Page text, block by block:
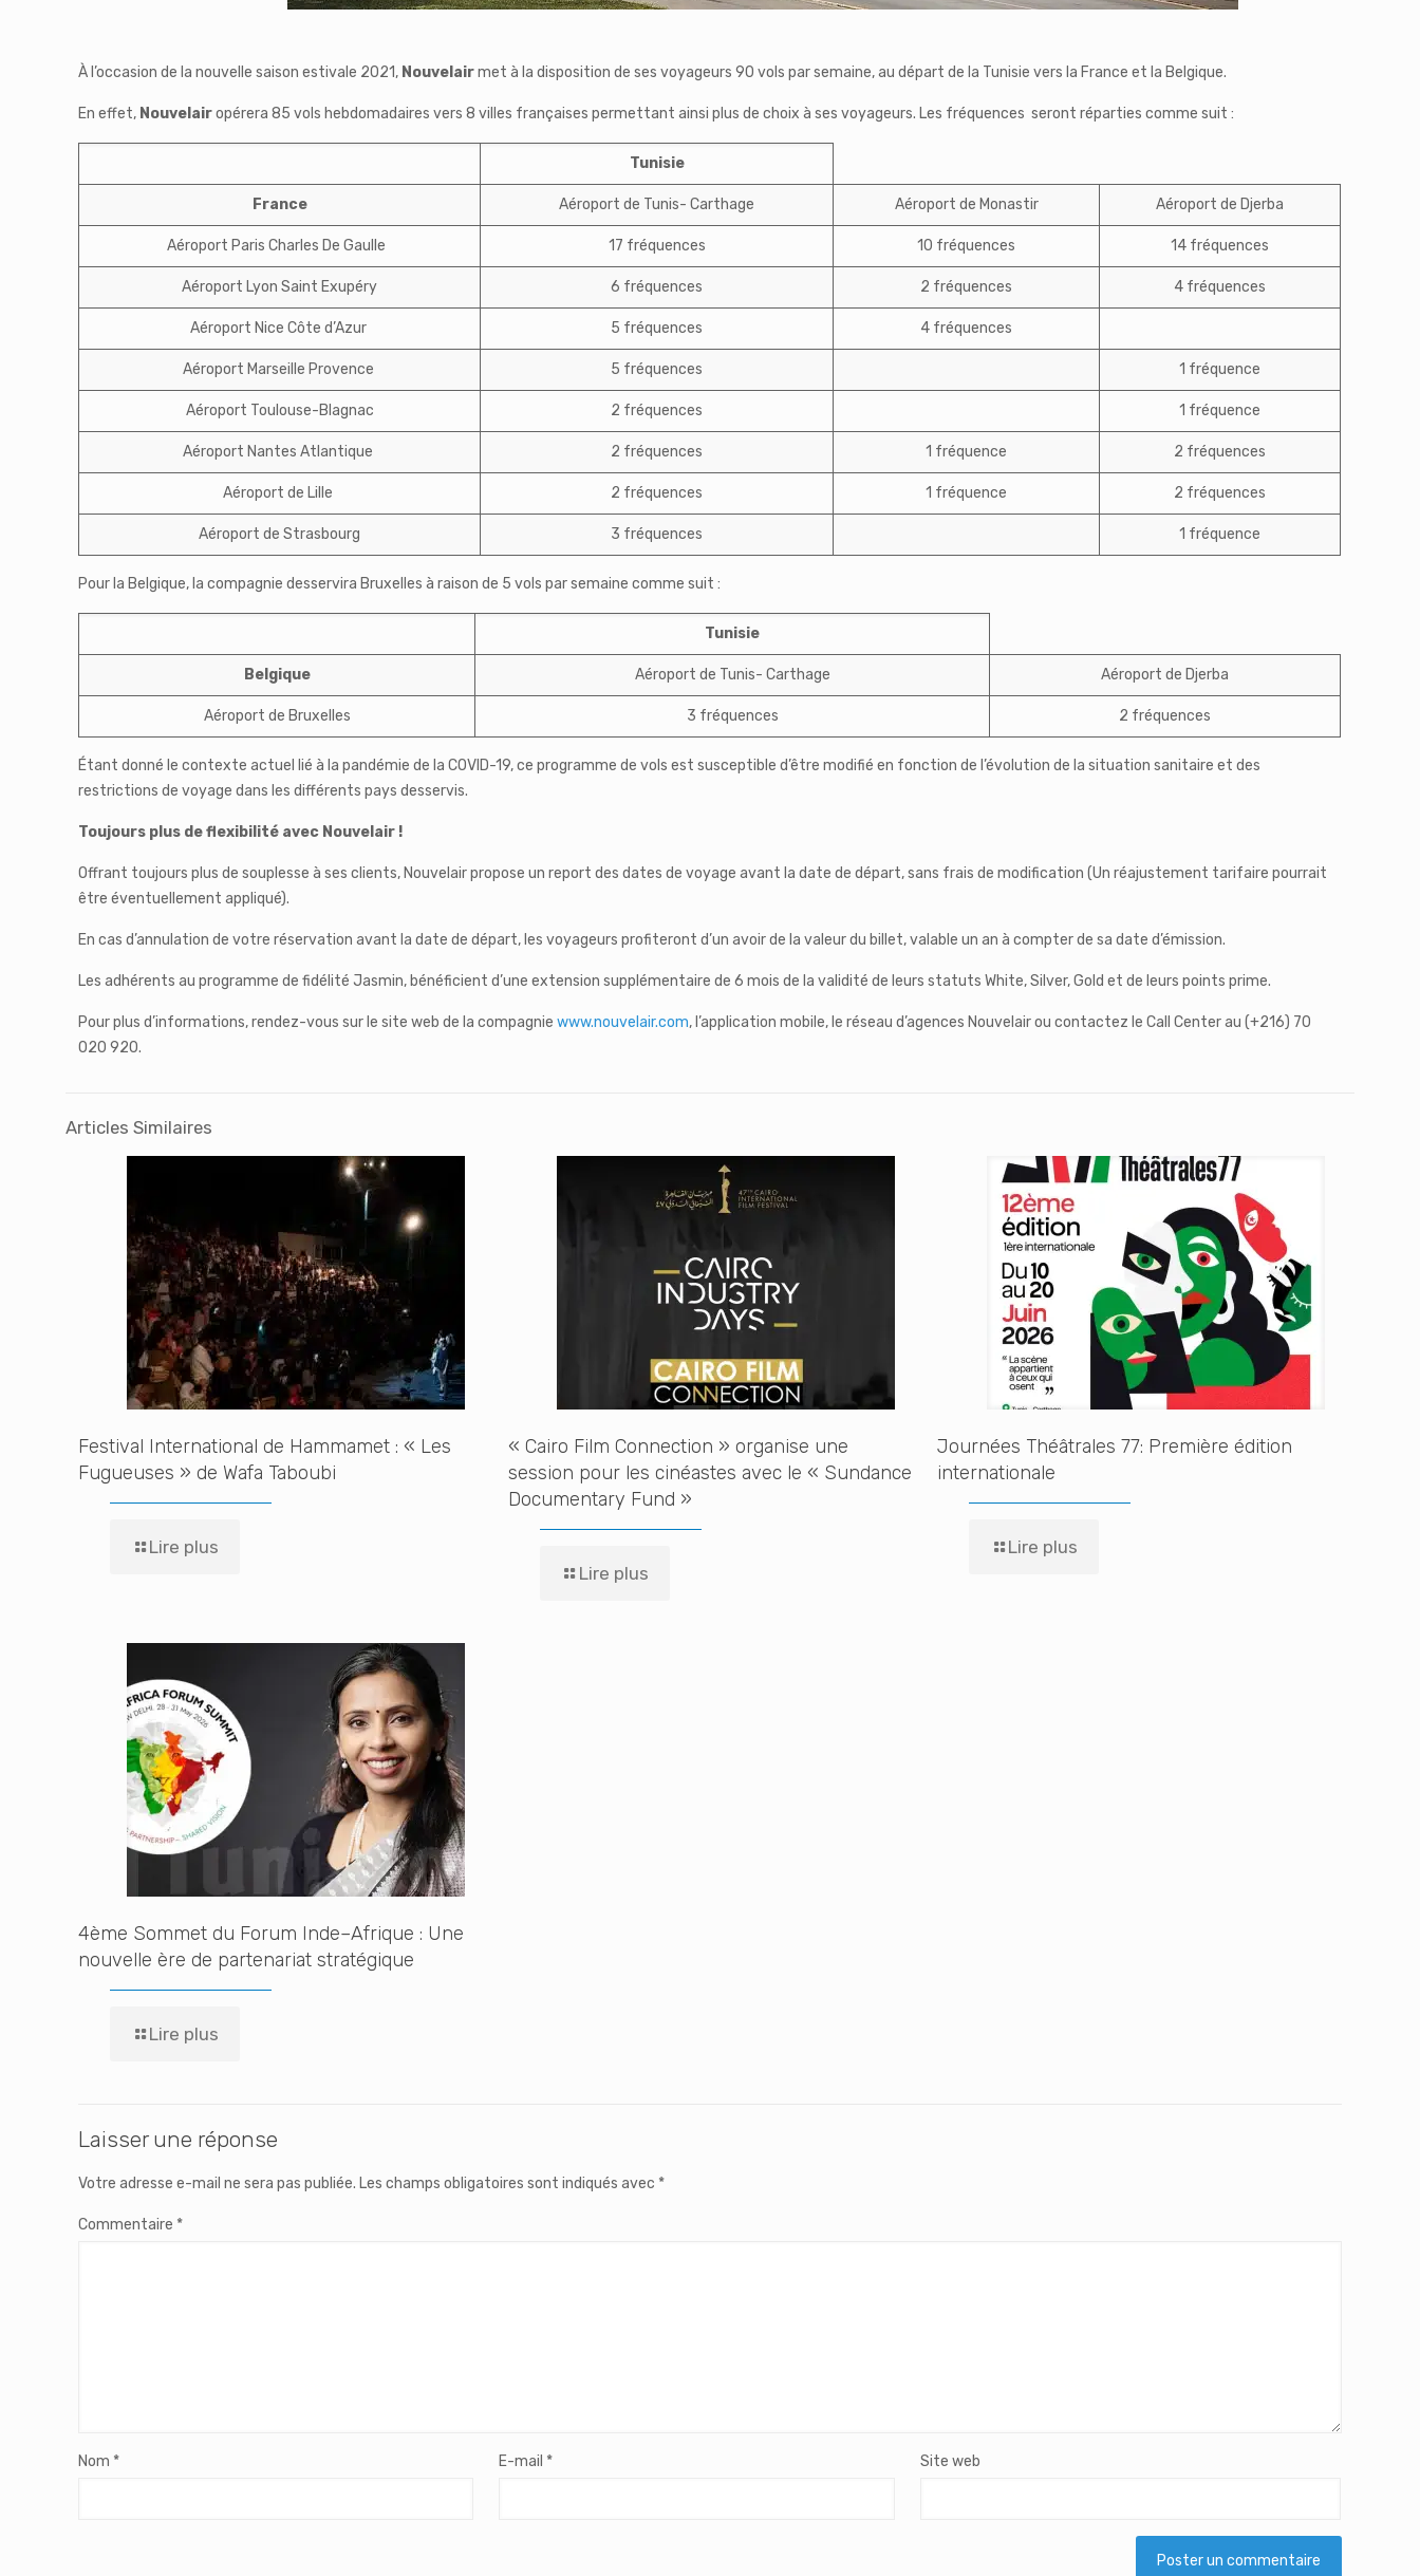
À l’occasion de la nouvelle saison estivale 2021, Nouvelairmet à la disposition de ses voyageurs 90 vols par semaine, au départ de la Tunisie vers la France et la Belgique.
En effet, Nouvelairopérera 85 vols hebdomadaires vers 8 villes françaises permettant ainsi plus de choix à ses voyageurs. Les fréquences seront réparties comme suit :
Tunisie
France Aéroport de Tunis- Carthage Aéroport de Monastir Aéroport de Djerba
Aéroport Paris Charles De Gaulle 17 fréquences 10 fréquences 14 fréquences
Aéroport Lyon Saint Exupéry 6 fréquences 2 fréquences 4 fréquences
Aéroport Nice Côte d’Azur 5 fréquences 4 fréquences
Aéroport Marseille Provence 5 fréquences 1 fréquence
Aéroport Toulouse-Blagnac 2 fréquences 1 fréquence
Aéroport Nantes Atlantique 2 fréquences 1 fréquence 2 fréquences
Aéroport de Lille 2 fréquences 1 fréquence 2 fréquences
Aéroport de Strasbourg 3 fréquences 1 fréquence
Pour la Belgique, la compagnie desservira Bruxelles à raison de 5 vols par semaine comme suit :
Tunisie
Belgique Aéroport de Tunis- Carthage Aéroport de Djerba
Aéroport de Bruxelles 3 fréquences 2 fréquences
Étant donné le contexte actuel lié à la pandémie de la COVID-19, ce programme de vols est susceptible d’être modifié en fonction de l’évolution de la situation sanitaire et des
restrictions de voyage dans les différents pays desservis.
Toujours plus de flexibilité avec Nouvelair !
Offrant toujours plus de souplesse à ses clients, Nouvelair propose un report des dates de voyage avant la date de départ, sans frais de modification (Un réajustement tarifaire pourrait
être éventuellement appliqué).
En cas d’annulation de votre réservation avant la date de départ, les voyageurs profiteront d’un avoir de la valeur du billet, valable un an à compter de sa date d’émission.
Les adhérents au programme de fidélité Jasmin, bénéficient d’une extension supplémentaire de 6 mois de la validité de leurs statuts White, Silver, Gold et de leurs points prime.
Pour plus d’informations, rendez-vous sur le site web de la compagniewww.nouvelair.com, l’application mobile, le réseau d’agences Nouvelair ou contactez le Call Center au (+216) 70
020 920.
Articles Similaires
Festival International de Hammamet : « Les
Fugueuses » de Wafa Taboubi
Lire plus
« Cairo Film Connection » organise une
session pour les cinéastes avec le « Sundance
Documentary Fund »
Lire plus
Journées Théâtrales 77: Première édition
internationale
Lire plus
4ème Sommet du Forum Inde–Afrique : Une
nouvelle ère de partenariat stratégique
Lire plus
Laisser une réponse
Votre adresse e-mail ne sera pas publiée. Les champs obligatoires sont indiqués avec *
Commentaire *
Nom * E-mail * Site web